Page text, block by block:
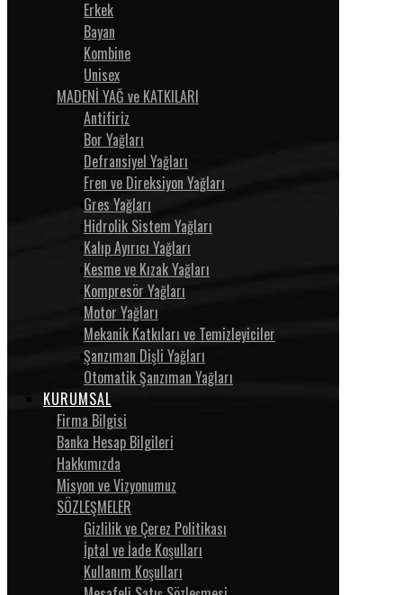
Erkek
Bayan
Kombine
Unisex
MADENİ YAĞ ve KATKILARI
Antifiriz
Bor Yağları
Defransiyel Yağları
Fren ve Direksiyon Yağları
Gres Yağları
Hidrolik Sistem Yağları
Kalıp Ayırıcı Yağları
Kesme ve Kızak Yağları
Kompresör Yağları
Motor Yağları
Mekanik Katkıları ve Temizleyiciler
Şanzıman Dişli Yağları
Otomatik Şanzıman Yağları
KURUMSAL
Firma Bilgisi
Banka Hesap Bilgileri
Hakkımızda
Misyon ve Vizyonumuz
SÖZLEŞMELER
Gizlilik ve Çerez Politikası
İptal ve İade Koşulları
Kullanım Koşulları